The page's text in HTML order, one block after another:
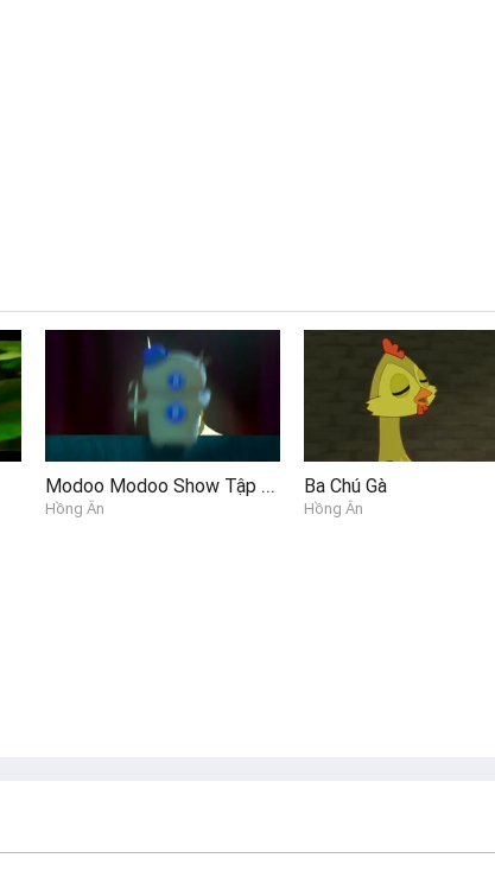
Modoo Modoo Show Tập 42 - Gió Bắc Và Mặt Trời
Hồng Ân
Ba Chú Gà
Hồng Ân